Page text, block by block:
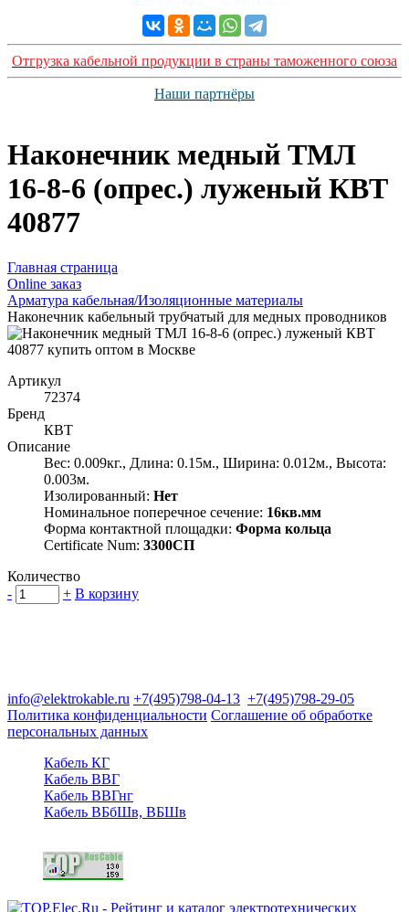
Отгрузка кабельной продукции в страны таможенного союза
Наши партнёры
Наконечник медный ТМЛ
16-8-6 (опрес.) луженый КВТ
40877
Главная страница
Оnline заказ
Арматура кабельная/Изоляционные материалы
Наконечник кабельный трубчатый для медных проводников
Артикул
72374
Бренд
КВТ
Описание
Вес: 0.009кг., Длина: 0.15м., Ширина: 0.012м., Высота:
0.003м.
Изолированный: Нет
Номинальное поперечное сечение: 16кв.мм
Форма контактной площадки: Форма кольца
Certificate Num: 3300СП
Количество
-
+ В корзину
info@elektrokable.ru +7(495)798-04-13 +7(495)798-29-05
Политика конфиденциальности Соглашение об обработке
персональных данных
Кабель КГ
Кабель ВВГ
Кабель ВВГнг
Кабель ВБбШв, ВБШв